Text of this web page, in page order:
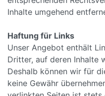
Inhalte umgehend
Haftung für Links
Unser Angebot enthält
Dritter, auf deren Inhalte
Deshalb können wir für
keine Gewähr